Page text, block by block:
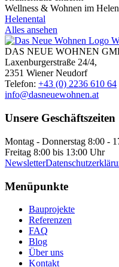
Wellness & Wohnen im
Helenental
Alles ansehen
DAS NEUE WOHNEN
Laxenburgerstraße 24/4,
2351 Wiener Neudorf
Telefon: +43 (0) 2236 610 64
info@dasneuewohnen.at
Unsere Geschäftszeiten
Montag - Donnerstag 8:00 -
Freitag 8:00 bis 13:00 Uhr
Newsletter
Menüpunkte
Bauprojekte
Referenzen
FAQ
Blog
Über uns
Kontakt